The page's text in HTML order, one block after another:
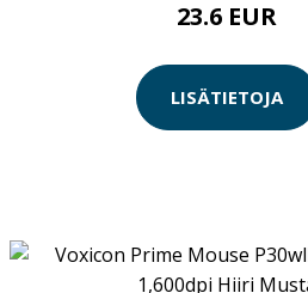
23.6 EUR
LISÄTIETOJA